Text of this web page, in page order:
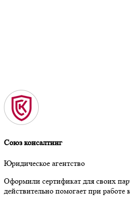
Союз консалтинг
Юридическое агентство
Оформили сертификат для своих
действительно помогает при работе